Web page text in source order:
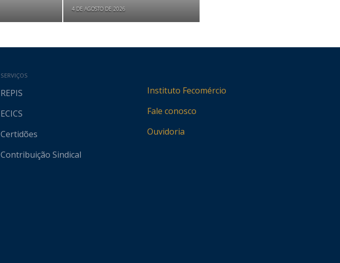
4 DE AGOSTO DE 2026
SERVIÇOS
REPIS
ECICS
Certidões
Contribuição Sindical
Instituto Fecomércio
Fale conosco
Ouvidoria